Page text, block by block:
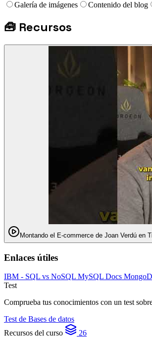
Galería de imágenes
Contenido del blog
🧰 Recursos
Enlaces útiles
IBM - SQL vs NoSQL MySQL Docs
Test
Comprueba tus conocimientos con un test
Test de Bases de datos
Recursos del curso
26